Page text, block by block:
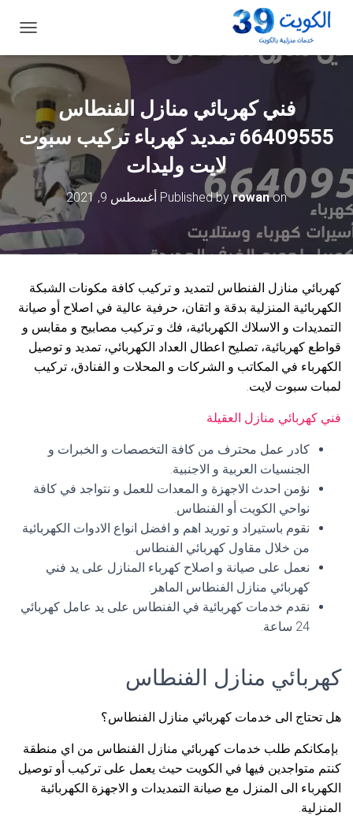
ب
د
ت
فني كهربائي منازل الفنطاس
66409555 تمديد كهرباء تركيب سبوت
لايت وليدات
Published byrowanon أغسطس 9, 2021
كهربائي منازل الفنطاس لتمديد و تركيب كافة مكونات الشبكة
الكهربائية المنزلية بدقة و اتقان، حرفية عالية في اصلاح أو صيانة
التمديدات و الاسلاك الكهربائية، فك و تركيب مصابيح و مقابس و
قواطع كهربائية، تصليح اعطال العداد الكهربائي، تمديد و توصيل
الكهرباء في المكاتب و الشركات و المحلات و الفنادق، تركيب
لمبات سبوت لايت.
فني كهربائي منازل العقيلة
كادر عمل محترف من كافة التخصصات و الخبرات و
الجنسيات العربية و الاجنبية.
نؤمن احدث الاجهزة و المعدات للعمل و نتواجد في كافة
نواحي الكويت أو الفنطاس.
نقوم باستيراد و توريد اهم و افضل انواع الادوات الكهربائية
من خلال مقاول كهربائي الفنطاس.
نعمل على صيانة و اصلاح كهرباء المنازل على يد فني
كهربائي منازل الفنطاس الماهر.
نقدم خدمات كهربائية في الفنطاس على يد عامل كهربائي
24 ساعة.
كهربائي منازل الفنطاس
هل تحتاج الى خدمات كهربائي منازل الفنطاس؟
بإمكانكم طلب خدمات كهربائي منازل الفنطاس من اي منطقة
كنتم متواجدين فيها في الكويت حيث يعمل على تركيب أو توصيل
الكهرباء الى المنزل مع صيانة التمديدات و الاجهزة الكهربائية
المنزلية.